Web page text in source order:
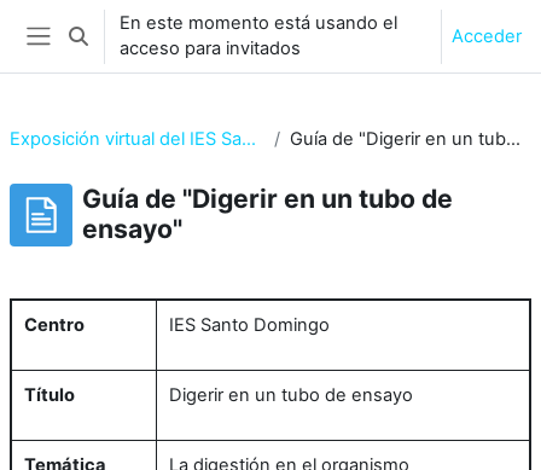
Salta al contenido principal
Panel lateral
Selector de búsqueda de entrada
En este momento está usando el
acceso para invitados
Acceder
Exposición virtual del IES Santo Domingo Guía de "Digerir en un tubo de ensayo"
Guía de "Digerir en un tubo de
ensayo"
Centro IES Santo Domingo
Título Digerir en un tubo de ensayo
Temática La digestión en el organismo